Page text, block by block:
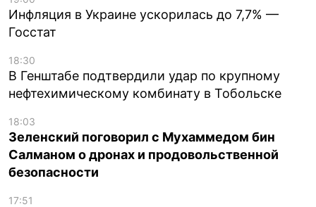
Инфляция в Украине ускорилась до 7,7% —
Госстат
18:30
В Генштабе подтвердили удар по крупному
нефтехимическому комбинату в Тобольске
18:03
Зеленский поговорил с Мухаммедом бин
Салманом о дронах и продовольственной
безопасности
17:51